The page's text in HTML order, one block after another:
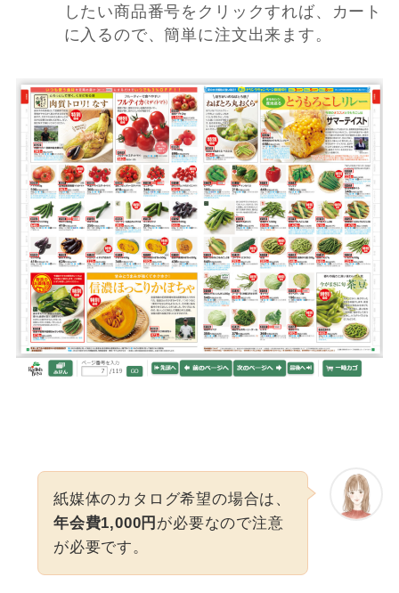
したい商品番号をクリックすれば、カート
に入るので、簡単に注文出来ます。
紙媒体のカタログ希望の場合は、
年会費1,000円 が必要なので注意
が必要です。